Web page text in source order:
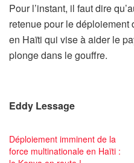
Pour l’instant, il faut dire
retenue pour le
en Haïti qui vise à aider le
plonge dans le gouffre.
Eddy Lessage
Déploiement imminent de la
force multinationale en Haïti :